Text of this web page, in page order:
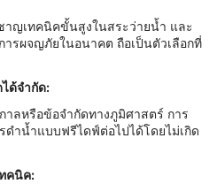
าญเทคนิคขั้นสูงในสระว่ายน้ำ และ
รผจญภัยในอนาคต ถือเป็นตัวเลือกที่
ด้จำกัด:
าลหรือข้อจำกัดทางภูมิศาสตร์ การ
ำน้ำแบบฟรีไดฟ์ต่อไปได้โดยไม่เกิด
คนิค: